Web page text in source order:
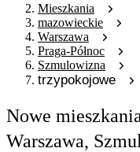
Mieszkania
mazowieckie
Warszawa
Praga-Północ
Szmulowizna
trzypokojowe
Nowe
Warszawa,